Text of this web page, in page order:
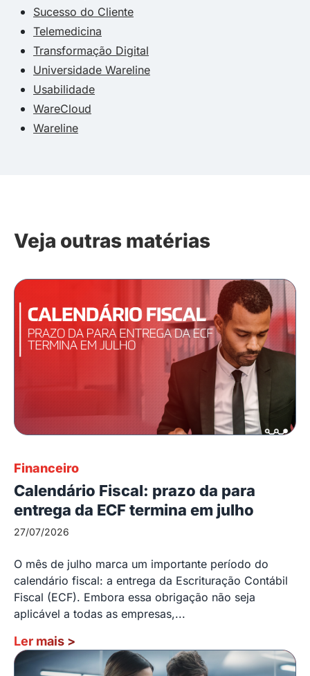
Sucesso do Cliente
Telemedicina
Transformação Digital
Universidade Wareline
Usabilidade
WareCloud
Wareline
Veja outras matérias
Financeiro
Calendário Fiscal: prazo da para
entrega da ECF termina em julho
27/07/2026
O mês de julho marca um importante período do
calendário fiscal: a entrega da Escrituração Contábil
Fiscal (ECF). Embora essa obrigação não seja
aplicável a todas as empresas,...
Ler mais >